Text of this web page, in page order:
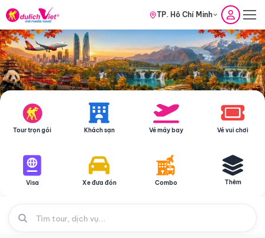
TP. Hồ Chí Minh
Tour trọn gói Khách sạn Vé máy bay Vé vui chơi
Visa Xe đưa đón Combo Thêm